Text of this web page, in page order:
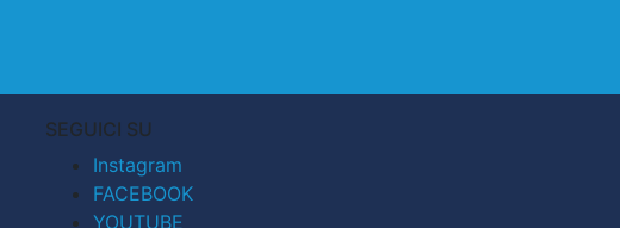
SEGUICI SU
Instagram
FACEBOOK
YOUTUBE